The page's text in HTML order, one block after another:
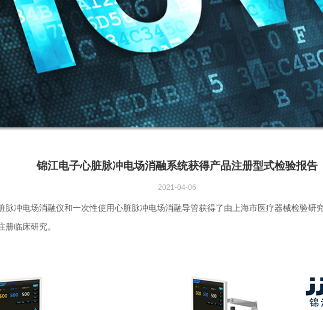
锦江电子心脏脉冲电场消融系统获得产品注册型式检验报告
2021-04-06
脉冲电场消融仪和一次性使用心脏脉冲电场消融导管获得了由上海市医疗器械检验研
临床研究。